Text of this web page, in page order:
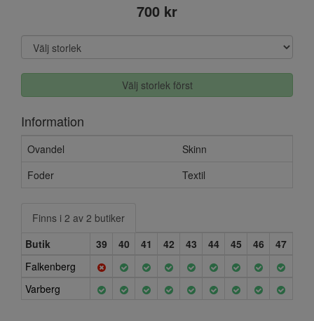
700 kr
Välj storlek först
Information
Ovandel
Skinn
Foder
Textil
Finns i 2 av 2 butiker
Butik
39 40 41 42 43 44 45 46
47
Falkenberg
Varberg